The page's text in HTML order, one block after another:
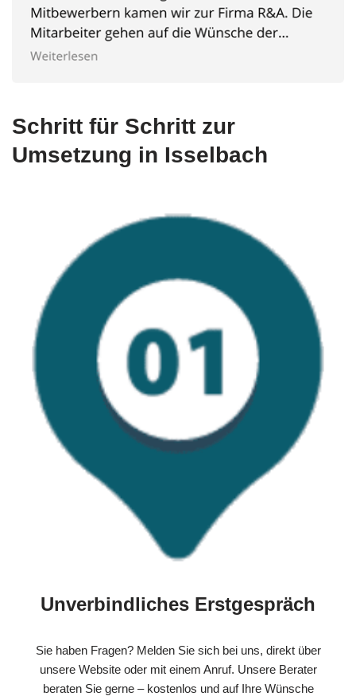
Schritt für Schritt zur
Umsetzung in Isselbach
Unverbindliches Erstgespräch
Sie haben Fragen? Melden Sie sich bei uns, direkt über
unsere Website oder mit einem Anruf. Unsere Berater
beraten Sie gerne – kostenlos und auf Ihre Wünsche